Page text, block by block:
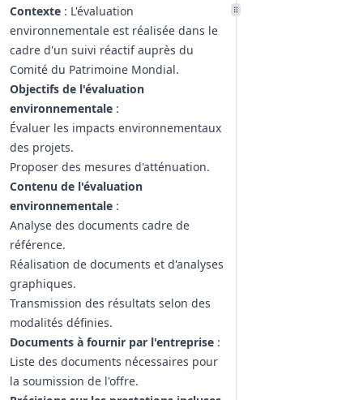
Contexte : L'évaluation
environnementale est réalisée dans le
cadre d'un suivi réactif auprès du
Comité du Patrimoine Mondial.
Objectifs de l'évaluation
environnementale :
Évaluer les impacts environnementaux
des projets.
Proposer des mesures d'atténuation.
Contenu de l'évaluation
environnementale :
Analyse des documents cadre de
référence.
Réalisation de documents et d'analyses
graphiques.
Transmission des résultats selon des
modalités définies.
Documents à fournir par l'entreprise :
Liste des documents nécessaires pour
la soumission de l'offre.